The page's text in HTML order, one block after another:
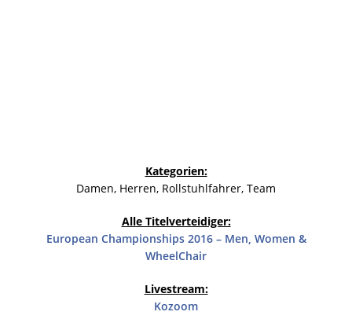
Kategorien:
Damen, Herren, Rollstuhlfahrer, Team
Alle Titelverteidiger:
European Championships 2016 – Men, Women &
WheelChair
Livestream:
Kozoom